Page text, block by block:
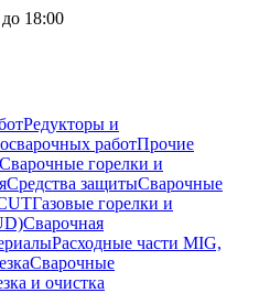
18:00
Редукторы и
работПрочие
Сварочные горелки и
Средства защитыСварочные
Газовые горелки и
Сварочная
Расходные части MIG,
Сварочные
и очистка